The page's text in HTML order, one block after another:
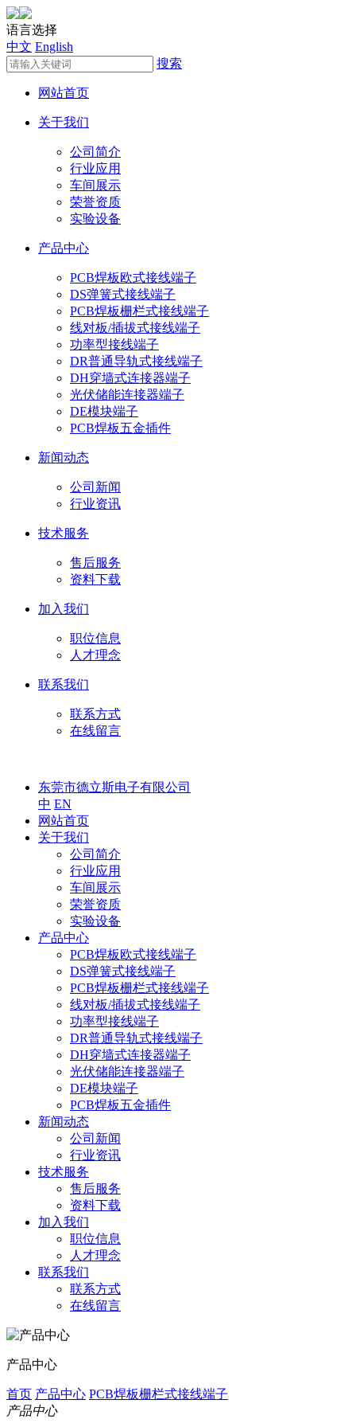
语言选择
中文 English
搜索
网站首页
关于我们
公司简介
行业应用
车间展示
荣誉资质
实验设备
产品中心
PCB焊板欧式接线端子
DS弹簧式接线端子
PCB焊板栅栏式接线端子
线对板/插拔式接线端子
功率型接线端子
DR普通导轨式接线端子
DH穿墙式连接器端子
光伏储能连接器端子
DE模块端子
PCB焊板五金插件
新闻动态
公司新闻
行业资讯
技术服务
售后服务
资料下载
加入我们
职位信息
人才理念
联系我们
联系方式
在线留言
东莞市德立斯电子有限公司
中 EN
网站首页
关于我们
公司简介
行业应用
车间展示
荣誉资质
实验设备
产品中心
PCB焊板欧式接线端子
DS弹簧式接线端子
PCB焊板栅栏式接线端子
线对板/插拔式接线端子
功率型接线端子
DR普通导轨式接线端子
DH穿墙式连接器端子
光伏储能连接器端子
DE模块端子
PCB焊板五金插件
新闻动态
公司新闻
行业资讯
技术服务
售后服务
资料下载
加入我们
职位信息
人才理念
联系我们
联系方式
在线留言
产品中心
首页 产品中心 PCB焊板栅栏式接线端子
产品中心